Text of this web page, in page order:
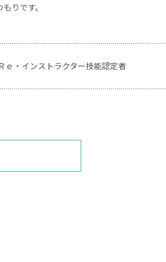
りです。
ｅ・インストラクター技能認定者